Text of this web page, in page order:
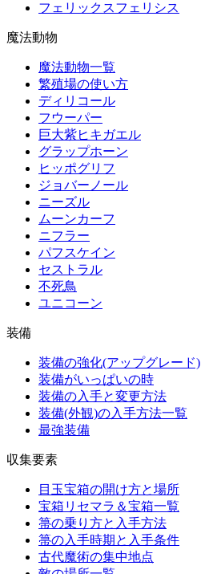
フェリックスフェリシス
魔法動物
魔法動物一覧
繁殖場の使い方
ディリコール
フウーパー
巨大紫ヒキガエル
グラップホーン
ヒッポグリフ
ジョバーノール
ニーズル
ムーンカーフ
ニフラー
パフスケイン
セストラル
不死鳥
ユニコーン
装備
装備の強化(アップグレード)
装備がいっぱいの時
装備の入手と変更方法
装備(外観)の入手方法一覧
最強装備
収集要素
目玉宝箱の開け方と場所
宝箱リセマラ＆宝箱一覧
箒の乗り方と入手方法
箒の入手時期と入手条件
古代魔術の集中地点